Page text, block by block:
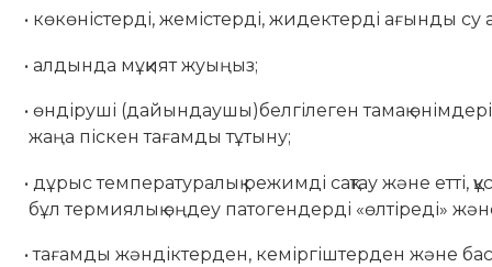
• көкөністерді, жемістерді, жидектерді ағынды
• алдында мұқият жуыңыз;
• өндіруші (дайындаушы)белгілеген тамақ
жаңа піскен тағамды тұтыну;
• дұрыс температуралық режимді сақтау және етті,
бұл термиялық өңдеу патогендерді «өлтіреді»
• тағамды жәндіктерден, кеміргіштерден және